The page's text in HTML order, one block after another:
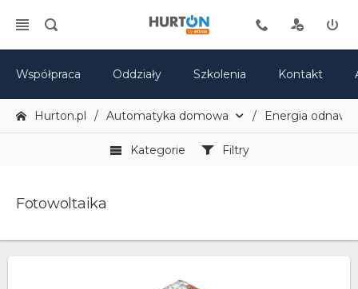
Współpraca Oddziały Szkolenia Kontakt
Hurton.pl Automatyka domowa Energia
Kategorie Filtry
Fotowoltaika